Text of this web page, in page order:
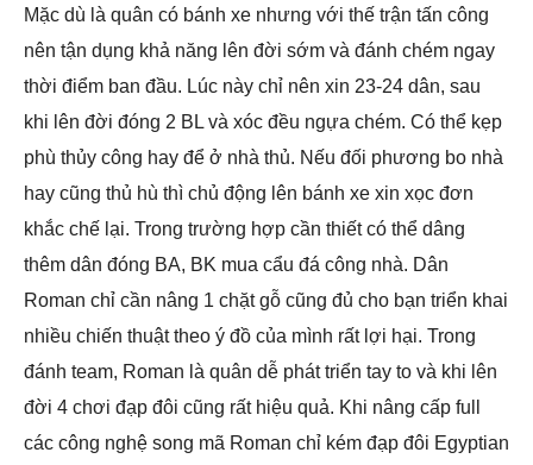
Mặc dù là quân có bánh xe nhưng với thế trận tấn công
nên tận dụng khả năng lên đời sớm và đánh chém ngay
thời điểm ban đầu. Lúc này chỉ nên xin 23-24 dân, sau
khi lên đời đóng 2 BL và xóc đều ngựa chém. Có thể kẹp
phù thủy công hay để ở nhà thủ. Nếu đối phương bo nhà
hay cũng thủ hù thì chủ động lên bánh xe xin xọc đơn
khắc chế lại. Trong trường hợp cần thiết có thể dâng
thêm dân đóng BA, BK mua cẩu đá công nhà. Dân
Roman chỉ cần nâng 1 chặt gỗ cũng đủ cho bạn triển khai
nhiều chiến thuật theo ý đồ của mình rất lợi hại. Trong
đánh team, Roman là quân dễ phát triển tay to và khi lên
đời 4 chơi đạp đôi cũng rất hiệu quả. Khi nâng cấp full
các công nghệ song mã Roman chỉ kém đạp đôi Egyptian